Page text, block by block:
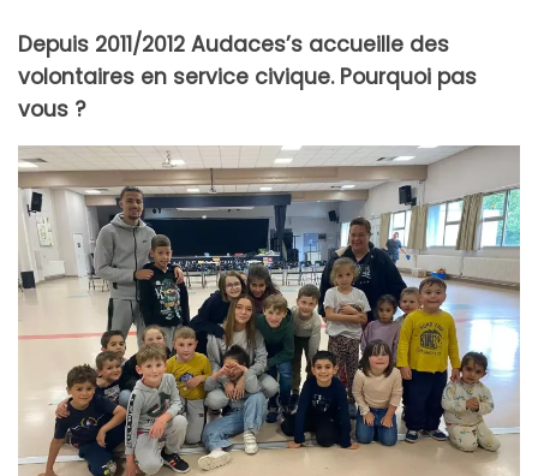
Depuis 2011/2012 Audaces’s accueille des
volontaires en service civique. Pourquoi pas
vous ?